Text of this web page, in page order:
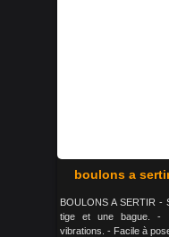
boulons a
BOULONS A SERTIR -
tige et une bague. -
vibrations. - Facile à